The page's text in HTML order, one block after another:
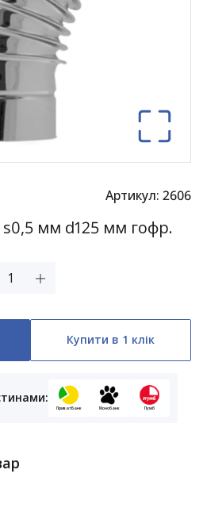
Артикул: 2606
s0,5 мм d125 мм гофр.
Купити в 1 клік
ПриватБанк Монобанк Пумб